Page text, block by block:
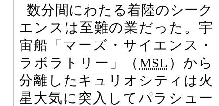
数分間にわたる着陸のシーク
エンスは至難の業だった。宇
宙船「マーズ・サイエンス・
ラボラトリー」（MSL ）から
分離したキュリオシティは火
星大気に突入してパラシュー